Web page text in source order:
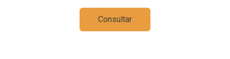
Consultar